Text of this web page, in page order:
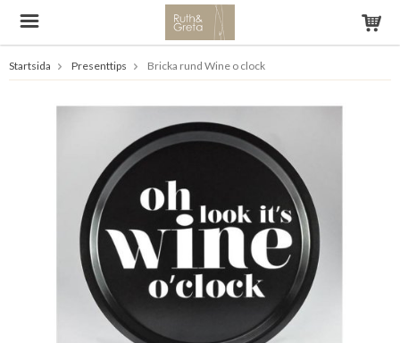
Startsida Presenttips Bricka rund Wine o clock